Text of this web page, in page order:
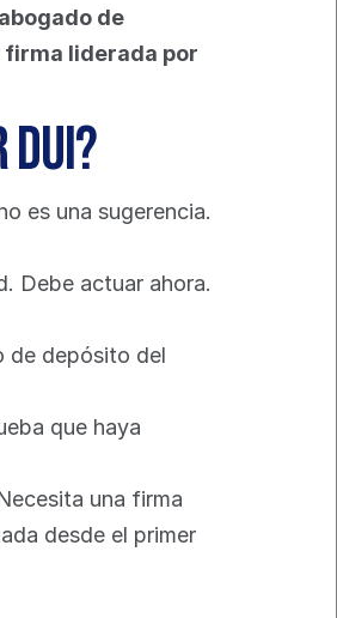
de
liderada por
es una sugerencia.
Debe actuar ahora.
de depósito del
que haya
una firma
desde el primer